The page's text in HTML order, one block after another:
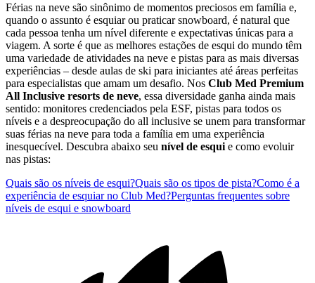
Férias na neve são sinônimo de momentos preciosos em família e,
quando o assunto é esquiar ou praticar snowboard, é natural que
cada pessoa tenha um nível diferente e expectativas únicas para a
viagem. A sorte é que as melhores estações de esqui do mundo têm
uma variedade de atividades na neve e pistas para as mais diversas
experiências – desde aulas de ski para iniciantes até áreas perfeitas
para especialistas que amam um desafio. Nos Club Med Premium
All Inclusive resorts de neve, essa diversidade ganha ainda mais
sentido: monitores credenciados pela ESF, pistas para todos os
níveis e a despreocupação do all inclusive se unem para transformar
suas férias na neve para toda a família em uma experiência
inesquecível. Descubra abaixo seu nível de esqui e como evoluir
nas pistas:
Quais são os níveis de esqui?Quais são os tipos de pista?Como é a
experiência de esquiar no Club Med?Perguntas frequentes sobre
níveis de esqui e snowboard